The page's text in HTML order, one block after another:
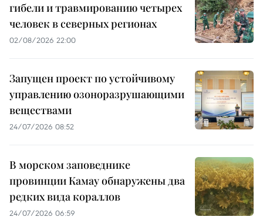
гибели и травмированию четырех
человек в северных регионах
02/08/2026 22:00
Запущен проект по устойчивому
управлению озоноразрушающими
веществами
24/07/2026 08:52
В морском заповеднике
провинции Камау обнаружены два
редких вида кораллов
24/07/2026 06:59